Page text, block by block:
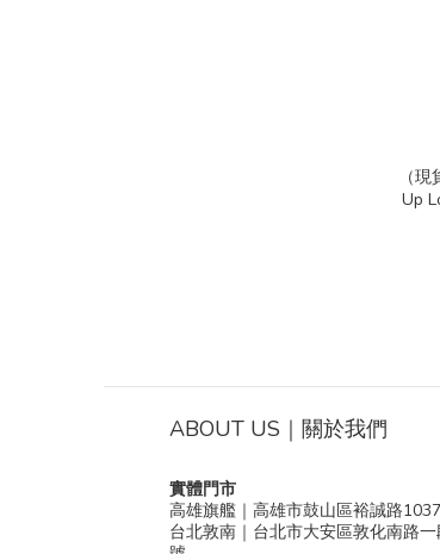
（
Up
ABOUT US｜關於我們
實體門市
高雄旗艦｜高雄市鼓山區裕誠路
台北敦南｜台北市大安區敦化南路